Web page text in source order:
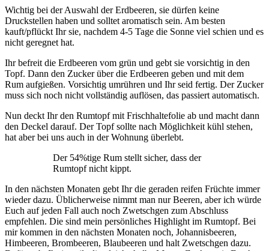
Wichtig bei der Auswahl der Erdbeeren, sie dürfen keine
Druckstellen haben und solltet aromatisch sein. Am besten
kauft/pflückt Ihr sie, nachdem 4-5 Tage die Sonne viel schien und es
nicht geregnet hat.
Ihr befreit die Erdbeeren vom grün und gebt sie vorsichtig in den
Topf. Dann den Zucker über die Erdbeeren geben und mit dem
Rum aufgießen. Vorsichtig umrühren und Ihr seid fertig. Der Zucker
muss sich noch nicht vollständig auflösen, das passiert automatisch.
Nun deckt Ihr den Rumtopf mit Frischhaltefolie ab und macht dann
den Deckel darauf. Der Topf sollte nach Möglichkeit kühl stehen,
hat aber bei uns auch in der Wohnung überlebt.
Der 54%tige Rum stellt sicher, dass der
Rumtopf nicht kippt.
In den nächsten Monaten gebt Ihr die geraden reifen Früchte immer
wieder dazu. Üblicherweise nimmt man nur Beeren, aber ich würde
Euch auf jeden Fall auch noch Zwetschgen zum Abschluss
empfehlen. Die sind mein persönliches Highlight im Rumtopf. Bei
mir kommen in den nächsten Monaten noch, Johannisbeeren,
Himbeeren, Brombeeren, Blaubeeren und halt Zwetschgen dazu.